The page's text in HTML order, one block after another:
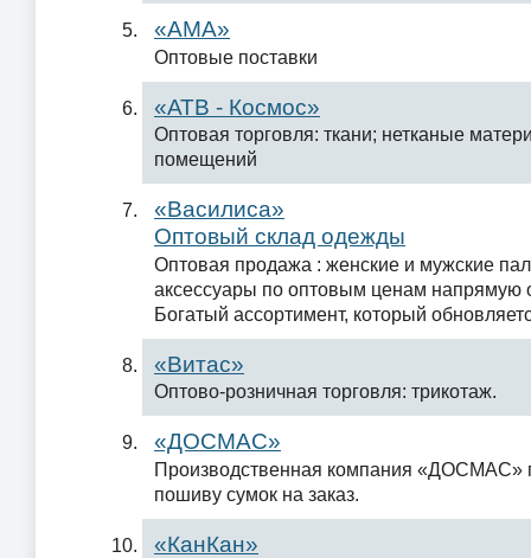
«АМА»
Оптовые поставки
«АТВ - Космос»
Оптовая торговля: ткани; нетканые
помещений
«Василиса»
Оптовый склад одежды
Оптовая продажа : женские и мужские
аксессуары по оптовым ценам напрямую
Богатый ассортимент, который
«Витас»
Оптово-розничная торговля: трикотаж.
«ДОСМАС»
Производственная компания «ДОСМАС»
пошиву сумок на заказ.
«КанКан»